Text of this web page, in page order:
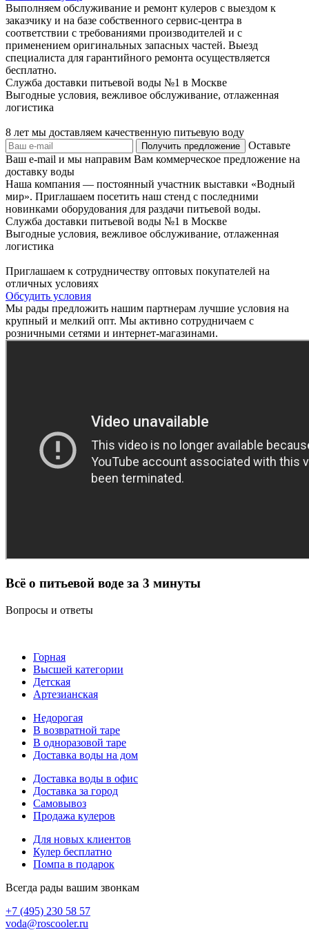
Выполняем обслуживание и ремонт кулеров с выездом к
заказчику и на базе собственного сервис-центра в
соответствии с требованиями производителей и с
применением оригинальных запасных частей. Выезд
специалиста для гарантийного ремонта осуществляется
бесплатно.
Служба доставки питьевой воды №1 в Москве
Выгодные условия, вежливое обслуживание, отлаженная
логистика
8 лет мы доставляем качественную питьевую воду
Оставьте
Ваш e-mail и мы направим Вам коммерческое предложение на
доставку воды
Наша компания — постоянный участник выставки «Водный
мир». Приглашаем посетить наш стенд с последними
новинками оборудования для раздачи питьевой воды.
Служба доставки питьевой воды №1 в Москве
Выгодные условия, вежливое обслуживание, отлаженная
логистика
Приглашаем к сотрудничеству оптовых покупателей на
отличных условиях
Обсудить условия
Мы рады предложить нашим партнерам лучшие условия на
крупный и мелкий опт. Мы активно сотрудничаем с
розничными сетями и интернет-магазинами.
Всё о питьевой воде за 3 минуты
Вопросы и ответы
Горная
Высшей категории
Детская
Артезианская
Недорогая
В возвратной таре
В одноразовой таре
Доставка воды на дом
Доставка воды в офис
Доставка за город
Самовывоз
Продажа кулеров
Для новых клиентов
Кулер бесплатно
Помпа в подарок
Всегда рады вашим звонкам
+7 (495) 230 58 57
voda@roscooler.ru